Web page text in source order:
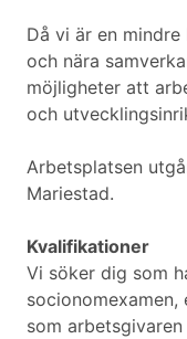
Då vi är en
och nära
möjligheter att
och
Arbetsplatsen
Mariestad.
Kvalifikationer
Vi söker dig som
socionomexamen,
som